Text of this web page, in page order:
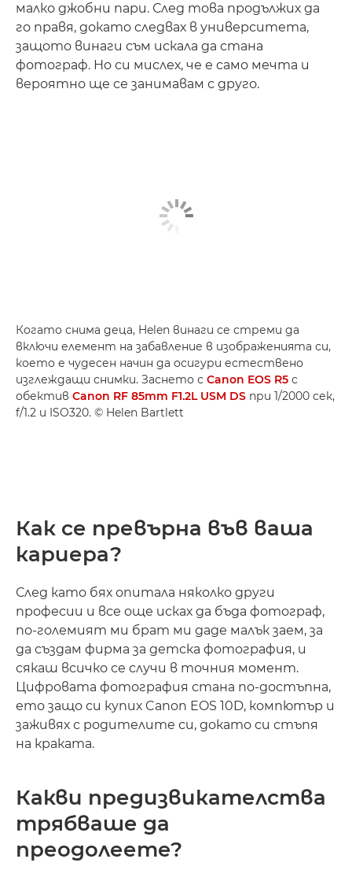
малко джобни пари. След това продължих да
го правя, докато следвах в университета,
защото винаги съм искала да стана
фотограф. Но си мислех, че е само мечта и
вероятно ще се занимавам с друго.
Когато снима деца, Helen винаги се стреми да
включи елемент на забавление в изображенията си,
което е чудесен начин да осигури естествено
изглеждащи снимки. Заснето с Canon EOS R5 с
обектив Canon RF 85mm F1.2L USM DS при 1/2000 сек,
f/1.2 и ISO320. © Helen Bartlett
Как се превърна във ваша
кариера?
След като бях опитала няколко други
професии и все още исках да бъда фотограф,
по-големият ми брат ми даде малък заем, за
да създам фирма за детска фотография, и
сякаш всичко се случи в точния момент.
Цифровата фотография стана по-достъпна,
ето защо си купих Canon EOS 10D, компютър и
заживях с родителите си, докато си стъпя
на краката.
Какви предизвикателства
трябваше да
преодолеете?